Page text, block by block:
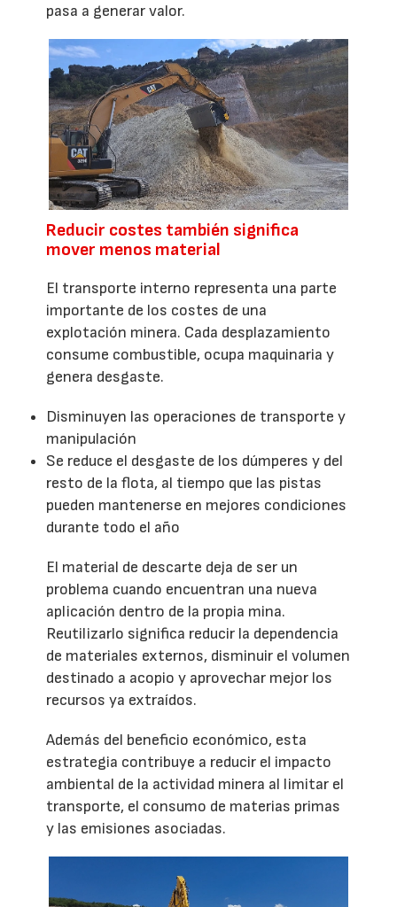
pasa a generar valor.
Reducir costes también significa
mover menos material
El transporte interno representa una parte
importante de los costes de una
explotación minera. Cada desplazamiento
consume combustible, ocupa maquinaria y
genera desgaste.
Disminuyen las operaciones de transporte y
manipulación
Se reduce el desgaste de los dúmperes y del
resto de la flota, al tiempo que las pistas
pueden mantenerse en mejores condiciones
durante todo el año
El material de descarte deja de ser un
problema cuando encuentran una nueva
aplicación dentro de la propia mina.
Reutilizarlo significa reducir la dependencia
de materiales externos, disminuir el volumen
destinado a acopio y aprovechar mejor los
recursos ya extraídos.
Además del beneficio económico, esta
estrategia contribuye a reducir el impacto
ambiental de la actividad minera al limitar el
transporte, el consumo de materias primas
y las emisiones asociadas.